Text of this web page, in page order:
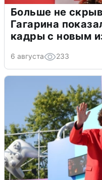
Больше не
Гагарина
кадры с новым
6 августа 233